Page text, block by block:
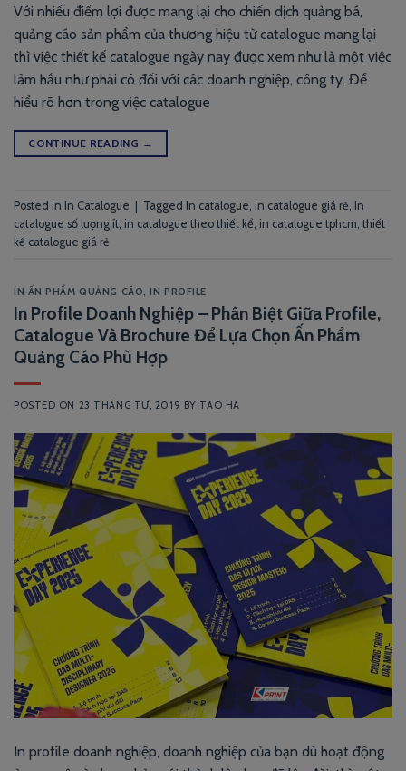
Với nhiều điểm lợi được mang lại cho chiến dịch quảng bá,
quảng cáo sản phẩm của thương hiệu từ catalogue mang lại
thì việc thiết kế catalogue ngày nay được xem như là một việc
làm hầu như phải có đối với các doanh nghiệp, công ty. Để
hiểu rõ hơn trong việc catalogue
CONTINUE READING →
Posted in In Catalogue | Tagged In catalogue in catalogue giá rẻ In
catalogue số lượng ít in catalogue theo thiết kể in catalogue tphcm thiết
kế catalogue giá rẻ
IN ẤN PHẨM QUẢNG CÁO,IN PROFILE
In Profile Doanh Nghiệp – Phân Biệt Giữa Profile,
Catalogue Và Brochure Để Lựa Chọn Ấn Phẩm
Quảng Cáo Phù Hợp
POSTED ON 23 THÁNG TƯ, 2019 BY TAO HA
In profile doanh nghiệp, doanh nghiệp của bạn dù hoạt động